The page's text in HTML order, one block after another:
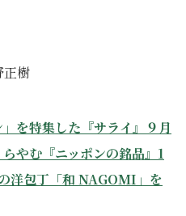
正樹
を特集した『サライ』９月
やむ『ニッポンの銘品』1
洋包丁「和 NAGOMI」を